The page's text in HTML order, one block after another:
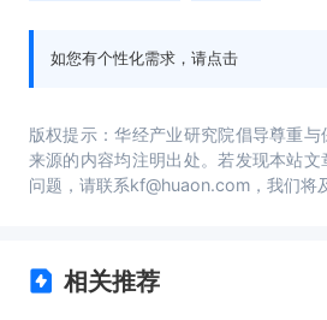
如您有个性化需求，请点击
版权提示：华经产业研究院倡导尊重
来源的内容均注明出处。若发现本站
问题，请联系kf@huaon.com，我们将
相关推荐